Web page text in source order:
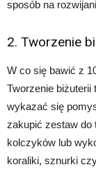
sposób na
2. Tworzenie
W co się bawić z
Tworzenie biżuterii
wykazać się
zakupić zestaw do
kolczyków lub
koraliki, sznurki